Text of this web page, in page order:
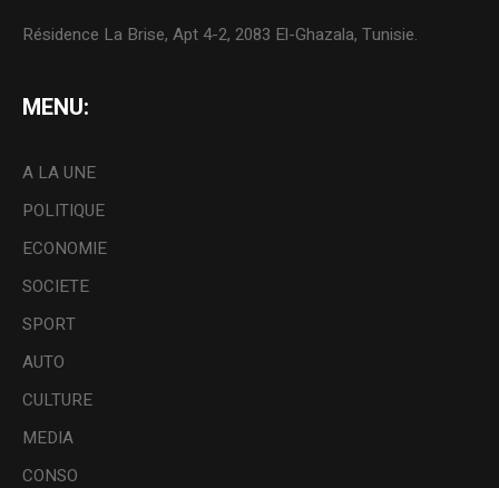
Résidence La Brise, Apt 4-2, 2083 El-Ghazala, Tunisie.
MENU:
A LA UNE
POLITIQUE
ECONOMIE
SOCIETE
SPORT
AUTO
CULTURE
MEDIA
CONSO